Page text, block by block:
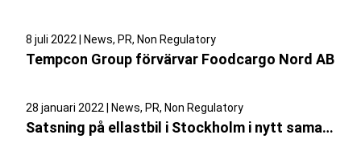
8 juli 2022 | News, PR, Non Regulatory
Tempcon Group förvärvar Foodcargo Nord AB
28 januari 2022 | News, PR, Non Regulatory
Satsning på ellastbil i Stockholm i nytt samarbete med PostNord